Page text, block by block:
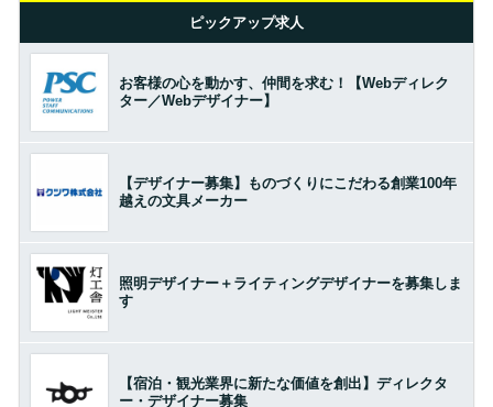
ピックアップ求人
お客様の心を動かす、仲間を求む！【Webディレク
ター／Webデザイナー】
【デザイナー募集】ものづくりにこだわる創業100年
越えの文具メーカー
照明デザイナー＋ライティングデザイナーを募集しま
す
【宿泊・観光業界に新たな価値を創出】ディレクタ
ー・デザイナー募集